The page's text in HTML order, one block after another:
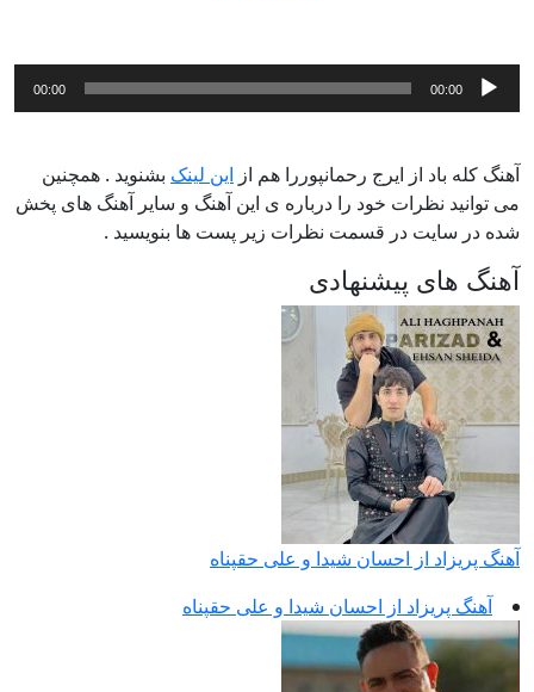
پخش‌کننده
صوت
00:00
00:00
آهنگ کله باد از ایرج رحمانپوررا هم از این لینک بشنوید . همچنین
می توانید نظرات خود را درباره ی این آهنگ و سایر آهنگ های پخش
شده در سایت در قسمت نظرات زیر پست ها بنویسید .
آهنگ های پیشنهادی
آهنگ پریزاد از احسان شیدا و علی حقپناه
آهنگ پریزاد از احسان شیدا و علی حقپناه